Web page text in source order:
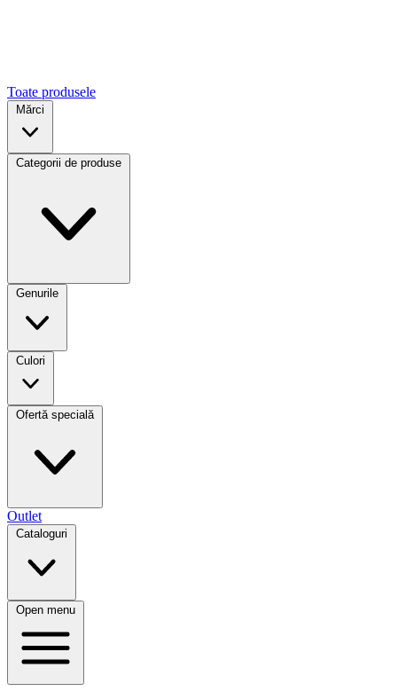
Toate produsele
Mărci
Categorii de produse
Genurile
Culori
Ofertă specială
Outlet
Cataloguri
Open menu